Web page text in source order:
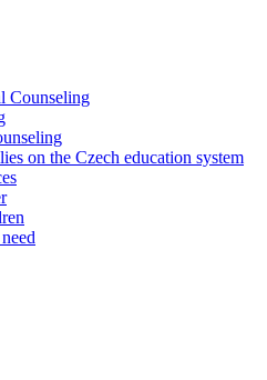
Counseling
on the Czech education system